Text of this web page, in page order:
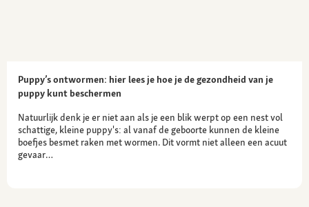
Puppy’s ontwormen: hier lees je hoe je de gezondheid van je
puppy kunt beschermen
Natuurlijk denk je er niet aan als je een blik werpt op een nest vol
schattige, kleine puppy's: al vanaf de geboorte kunnen de kleine
boefjes besmet raken met wormen. Dit vormt niet alleen een acuut
gevaar…